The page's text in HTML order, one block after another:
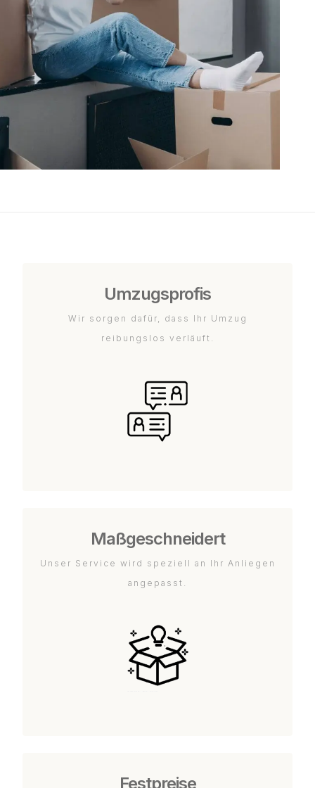
Umzugsprofis
Wir sorgen dafür, dass Ihr Umzug
reibungslos verläuft.
Maßgeschneidert
Unser Service wird speziell an Ihr Anliegen
angepasst.
Festpreise